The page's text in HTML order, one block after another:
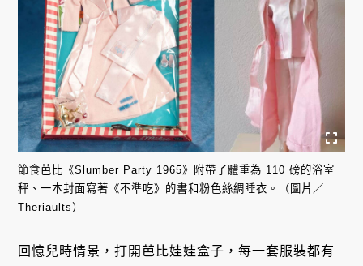
節食芭比《Slumber Party 1965》附帶了體重為 110 磅的浴室
秤、一本封面寫著《不準吃》的書和粉色絲綢睡衣。（圖片／
Theriaults）
回憶兒時情景，打開芭比娃娃盒子，每一套服裝都有